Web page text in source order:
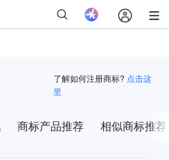
了解如何注册商标? 点击这
里
商标产品推荐 相似商标推荐